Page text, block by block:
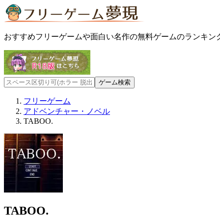
おすすめフリーゲームや面白い名作の無料ゲームのランキン
フリーゲーム
アドベンチャー・ノベル
TABOO.
TABOO.